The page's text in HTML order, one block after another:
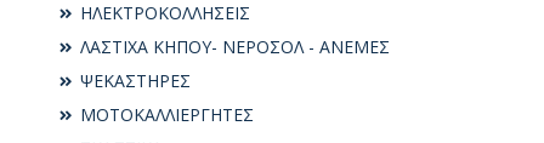
ΗΛΕΚΤΡΟΚΟΛΛΗΣΕΙΣ
ΛΑΣΤΙΧΑ ΚΗΠΟΥ- ΝΕΡΟΣΟΛ - ΑΝΕΜΕΣ
ΨΕΚΑΣΤΗΡΕΣ
ΜΟΤΟΚΑΛΛΙΕΡΓΗΤΕΣ